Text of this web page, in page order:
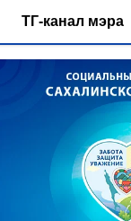
ТГ-канал мэра